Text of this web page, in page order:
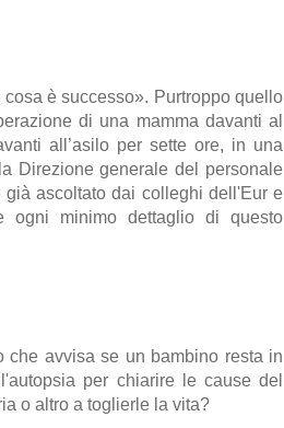
è successo». Purtroppo quello
di una mamma davanti al
all’asilo per sette ore, in una
Direzione generale del personale
ascoltato dai colleghi dell'Eur e
ogni minimo dettaglio di questo
avvisa se un bambino resta in
per chiarire le cause del
o altro a toglierle la vita?